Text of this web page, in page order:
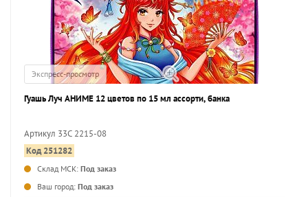
Экспресс-просмотр
Гуашь Луч АНИМЕ 12 цветов по 15 мл ассорти, банка
Артикул 33С 2215-08
Код 251282
Склад МСК: Под заказ
Ваш город: Под заказ